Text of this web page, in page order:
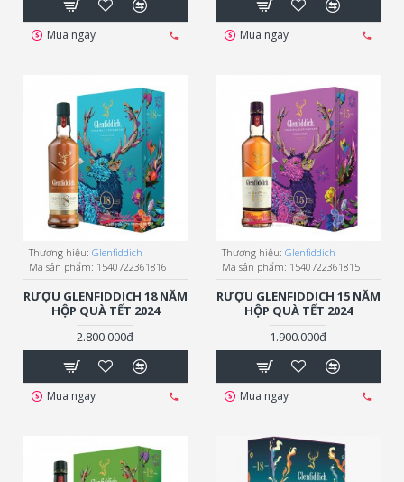
Mua ngay Mua ngay
Thương hiệu: Glenfiddich
Mã sản phẩm: 1540722361816
RƯỢU GLENFIDDICH 18 NĂM
HỘP QUÀ TẾT 2024
2.800.000đ
Mua ngay
Thương hiệu: Glenfiddich
Mã sản phẩm: 1540722361815
RƯỢU GLENFIDDICH 15 NĂM
HỘP QUÀ TẾT 2024
1.900.000đ
Mua ngay